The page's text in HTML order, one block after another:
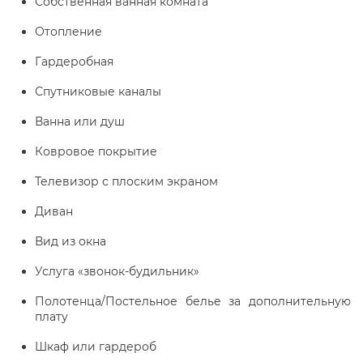
Отопление
Гардеробная
Спутниковые каналы
Ванна или душ
Ковровое покрытие
Телевизор с плоским экраном
Диван
Вид из окна
Услуга «звонок-будильник»
Полотенца/Постельное белье за дополнительную
плату
Шкаф или гардероб